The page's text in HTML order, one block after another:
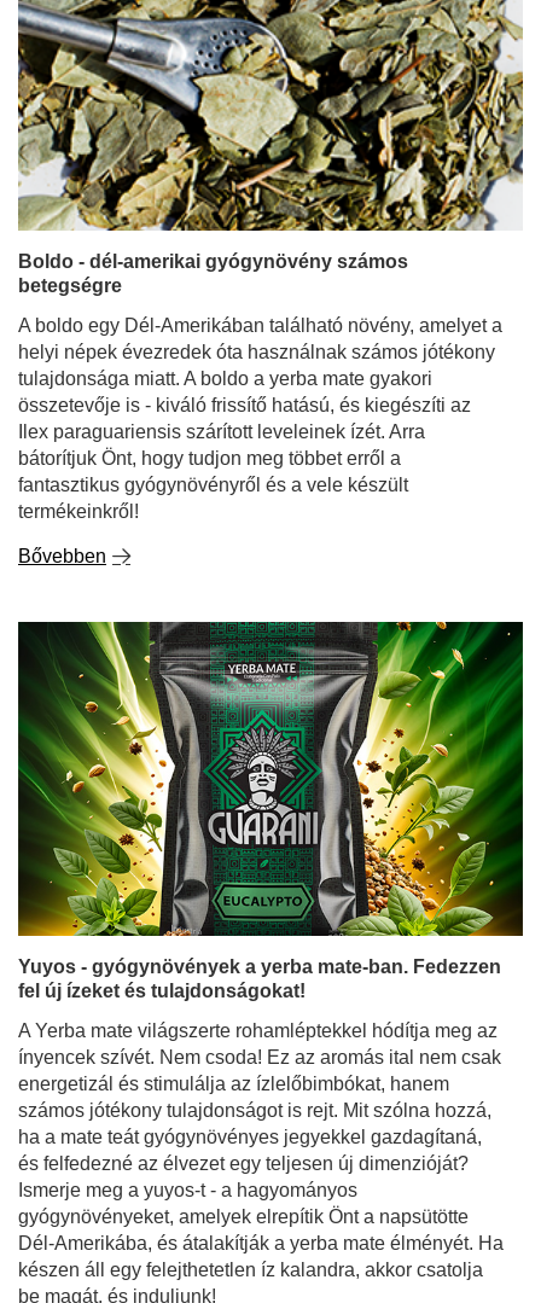
Boldo - dél-amerikai gyógynövény számos
betegségre
A boldo egy Dél-Amerikában található növény, amelyet a
helyi népek évezredek óta használnak számos jótékony
tulajdonsága miatt. A boldo a yerba mate gyakori
összetevője is - kiváló frissítő hatású, és kiegészíti az
Ilex paraguariensis szárított leveleinek ízét. Arra
bátorítjuk Önt, hogy tudjon meg többet erről a
fantasztikus gyógynövényről és a vele készült
termékeinkről!
Bővebben
Yuyos - gyógynövények a yerba mate-ban. Fedezzen
fel új ízeket és tulajdonságokat!
A Yerba mate világszerte rohamléptekkel hódítja meg az
ínyencek szívét. Nem csoda! Ez az aromás ital nem csak
energetizál és stimulálja az ízlelőbimbókat, hanem
számos jótékony tulajdonságot is rejt. Mit szólna hozzá,
ha a mate teát gyógynövényes jegyekkel gazdagítaná,
és felfedezné az élvezet egy teljesen új dimenzióját?
Ismerje meg a yuyos-t - a hagyományos
gyógynövényeket, amelyek elrepítik Önt a napsütötte
Dél-Amerikába, és átalakítják a yerba mate élményét. Ha
készen áll egy felejthetetlen íz kalandra, akkor csatolja
be magát, és induljunk!